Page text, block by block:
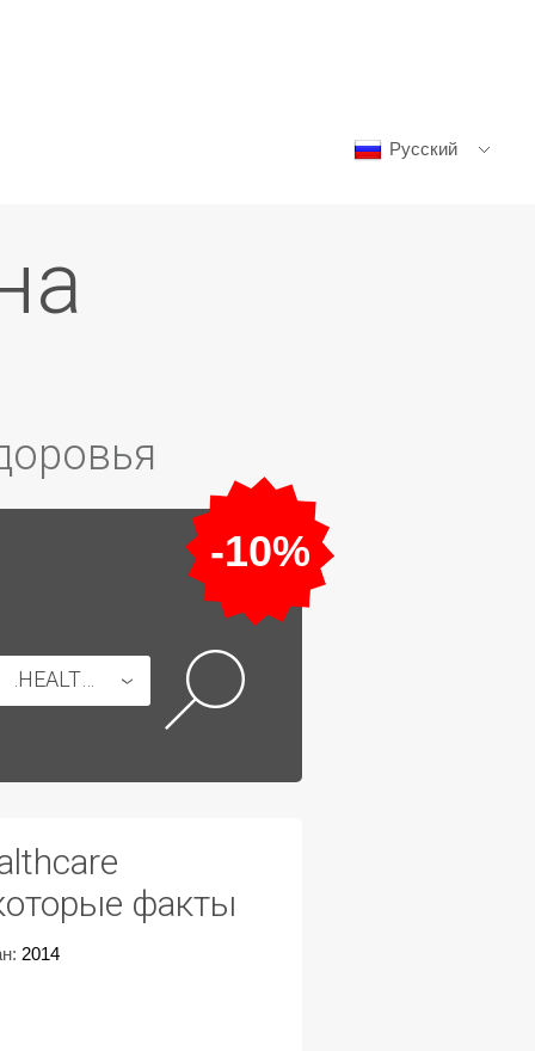
Русский
-10%
факты
2014